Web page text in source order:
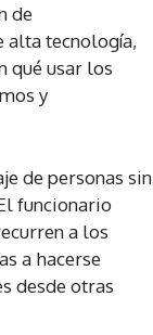
de
alta tecnología,
qué usar los
y
de personas sin
funcionario
a los
a hacerse
desde otras